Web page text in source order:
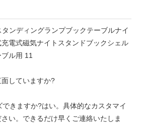
していますか?
きますか?はい。具体的なカスタマイ
い。できるだけ早くご連絡いたしま